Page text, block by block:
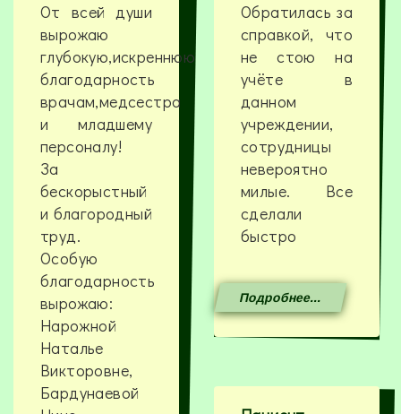
От всей души
вырожаю
глубокую,искреннюю
благодарность
врачам,медсестра
и младшему
персоналу!
За
бескорыстный
и благородный
труд.
Особую
благодарность
вырожаю:
Нарожной
Наталье
Викторовне,
Бардунаевой
Обратилась за
справкой, что
не стою на
учёте в
данном
учреждении,
сотрудницы
невероятно
милые. Все
сделали
быстро
Подробнее...